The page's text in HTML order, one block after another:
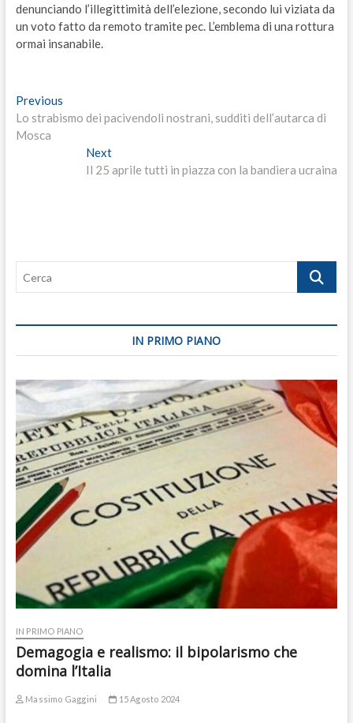
denunciando l’illegittimità dell’elezione, secondo lui viziata da
un voto fatto da remoto tramite pec. L’emblema di una rottura
ormai insanabile.
Navigazione
articoli
PreviousPrevious
post:
Lo strabismo dei pacivendoli nostrani, sudditi dell’autarca di
Mosca
NextNext
post:
Il 25 aprile tutti in piazza con la bandiera ucraina
Cerca
IN PRIMO PIANO
IN PRIMO PIANO
Demagogia e realismo: il bipolarismo che
domina l’Italia
Massimo Gaggini 15 Agosto 2024